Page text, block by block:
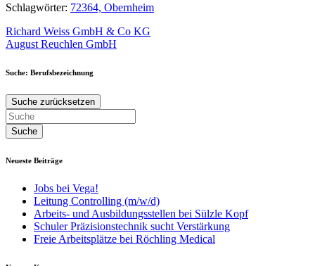
Schlagwörter: 72364, Obernheim
Beitragsnavigation
Richard Weiss GmbH & Co KG
August Reuchlen GmbH
Suche: Berufsbezeichnung
Suche zurücksetzen
Neueste Beiträge
Jobs bei Vega!
Leitung Controlling (m/w/d)
Arbeits- und Ausbildungsstellen bei Sülzle Kopf
Schuler Präzisionstechnik sucht Verstärkung
Freie Arbeitsplätze bei Röchling Medical